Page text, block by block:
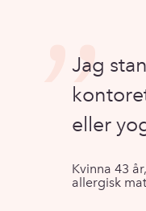
Jag
eller
”
Kvinna 43
allergisk